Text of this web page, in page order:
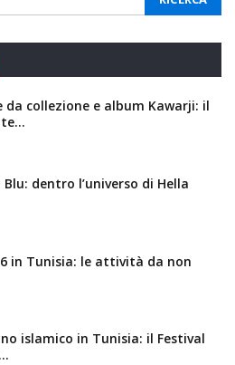
da collezione e album Kawarji: il
Blu: dentro l’universo di Hella
in Tunisia: le attività da non
islamico in Tunisia: il Festival